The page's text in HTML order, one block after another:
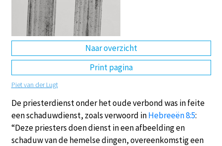
Naar overzicht
Print pagina
Piet van der Lugt
De priesterdienst onder het oude verbond was in feite
een schaduwdienst, zoals verwoord inHebreeën 8:5:
“Deze priesters doen dienst in een afbeelding en
schaduw van de hemelse dingen, overeenkomstig een
DE